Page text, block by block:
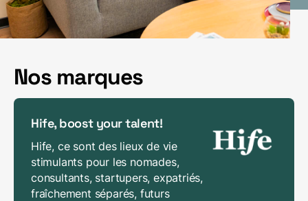
Nos marques
Hife, boost your talent!
Hife, ce sont des lieux de vie
stimulants pour les nomades,
consultants, startupers, expatriés,
fraîchement séparés, futurs